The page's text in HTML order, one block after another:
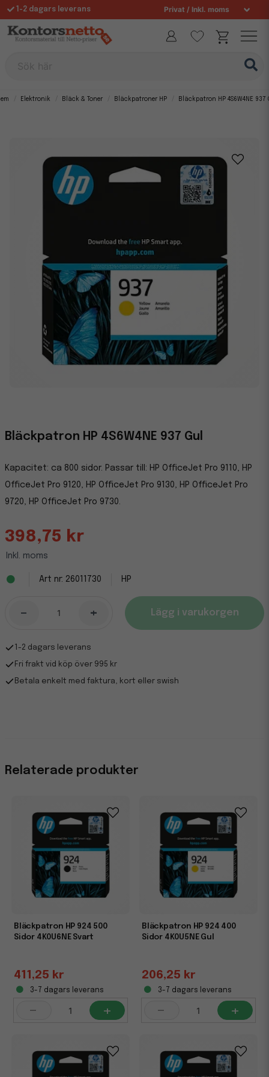
1-2 dagars leverans
Fri frakt över 995 kr
Elektronik Bläck & Toner Bläckpatroner HP Bläckpatron HP 4S6W4NE 937
Bläckpatron HP 4S6W4NE 937 Gul
Kapacitet: ca 800 sidor. Passar till: HP OfficeJet Pro 9110, HP
OfficeJet Pro 9120, HP OfficeJet Pro 9130, HP OfficeJet Pro
9720, HP OfficeJet Pro 9730.
398,75 kr
Inkl. moms
26011730 HP
- + Lägg i varukorgen
1-2 dagars leverans
Fri frakt vid köp över 995 kr
Betala enkelt med faktura, kort eller swish
Relaterade produkter
Bläckpatron HP 924 500
Sidor 4K0U6NE Svart
411,25 kr
3-7 dagars leverans
- +
Bläckpatron HP 924 400
Sidor 4K0U5NE Gul
206,25 kr
3-7 dagars leverans
- +